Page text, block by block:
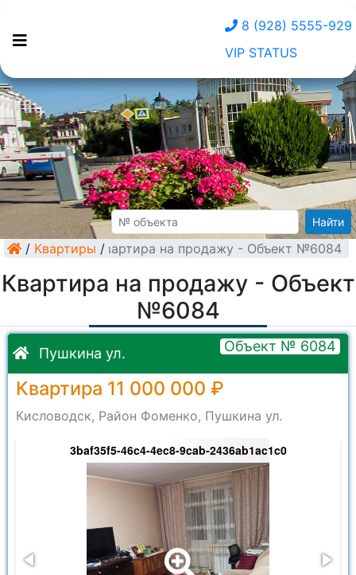
8 (928) 5555-929
VIP STATUS
Найти
/ Квартиры /
Квартира на продажу - Объект №6084
Квартира на продажу - Объект
№6084
Пушкина ул. Объект № 6084
Квартира 11 000 000 ₽
Кисловодск, Район Фоменко, Пушкина ул.
3baf35f5-46c4-4ec8-9cab-2436ab1ac1c0